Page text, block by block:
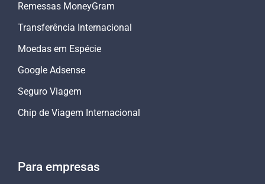
Remessas MoneyGram
Transferência Internacional
Moedas em Espécie
Google Adsense
Seguro Viagem
Chip de Viagem Internacional
Para empresas